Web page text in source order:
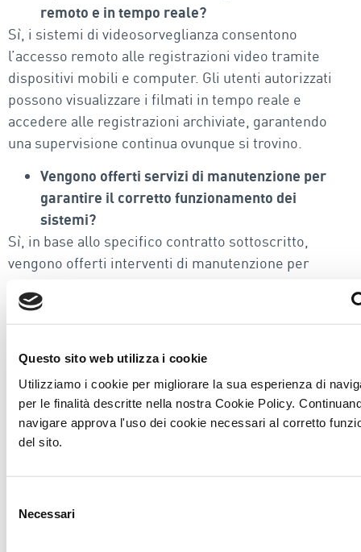
Questo sito web utilizza i cookie
Utilizziamo i cookie per migliorare la sua esperienza di
per le finalità descritte nella nostra Cookie Policy.
navigare approva l'uso dei cookie necessari al corretto
del sito.
delNecessari
remoto e in tempo reale?
Sì, i sistemi di videosorveglianza consentono
l’accesso remoto alle registrazioni video tramite
dispositivi mobili e computer. Gli utenti autorizzati
possono visualizzare i filmati in tempo reale e
accedere alle registrazioni archiviate, garantendo
una supervisione continua ovunque si trovino.
Vengono offerti servizi di manutenzione per
garantire il corretto funzionamento dei
sistemi?
Sì, in base allo specifico contratto sottoscritto,
vengono offerti interventi di manutenzione per
ottimale. La manutenzione include controlli regolari,
aggiornamenti software e interventi rapidi in caso di
malfunzionamenti.
Come funziona il processo di contatto con le
ditte specializzate attraverso Wecomm?
Quando c’è richiesta di servizi di videosorveglianza,
Wecomm si occupa di mettere in relazione la tua
comprendere le esigenze specifiche e preparare un